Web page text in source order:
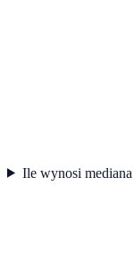
Ile wynosi